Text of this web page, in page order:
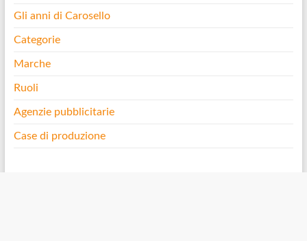
Gli anni di Carosello
Categorie
Marche
Ruoli
Agenzie pubblicitarie
Case di produzione